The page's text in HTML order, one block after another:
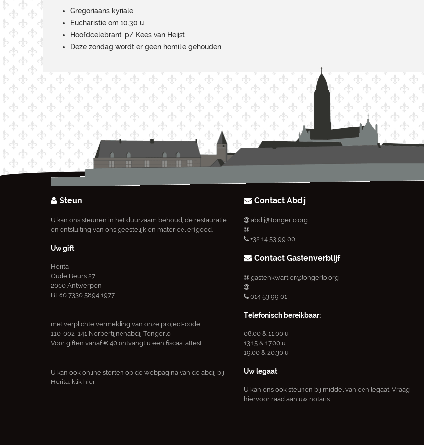
Gregoriaans kyriale
Eucharistie om 10.30 u
Hoofdcelebrant: p/ Kees van Heijst
Deze zondag wordt er geen homilie gehouden
Steun
U kan ons steunen in het duurzaam behoud, de restauratie
en ontsluiting van ons geestelijk en materieel erfgoed.
Uw gift
Herita
Oude Beurs 27
2000 Antwerpen
BE80 7330 5894 1977
met verplichte vermelding van onze project-code:
110-002-141 Norbertijnenabdij Tongerlo
Voor giften vanaf € 40 ontvangt u een fiscaal attest.
U kan ook online storten op de webpagina van de abdij bij
Herita: klik hier
Contact Abdij
abdij@tongerlo.org
+32 14 53 99 00
Contact Gastenverblijf
gastenkwartier@tongerlo.org
014 53 99 01
Telefonisch bereikbaar:
08.00 & 11.00 u
13.15 & 17.00 u
19.00 & 20.30 u
Uw legaat
U kan ons ook steunen bij middel van een legaat. Vraag
hiervoor raad aan uw notaris